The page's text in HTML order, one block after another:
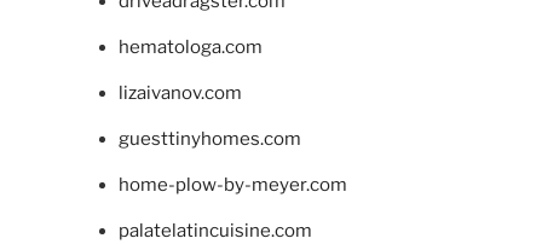
hematologa.com
lizaivanov.com
guesttinyhomes.com
home-plow-by-meyer.com
palatelatincuisine.com